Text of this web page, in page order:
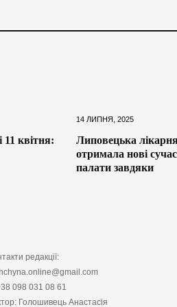
11 квітня:
14 ЛИПНЯ, 2025
Липовецька
отримала нові
палати завдяки
редакції:
098 031 08 61
Голошивець Анастасія